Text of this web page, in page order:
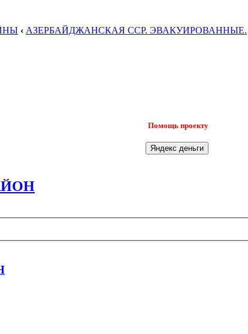
‹ АЗЕРБАЙДЖАНСКАЯ ССР. ЭВАКУИРОВАННЫЕ.
Помощь проекту